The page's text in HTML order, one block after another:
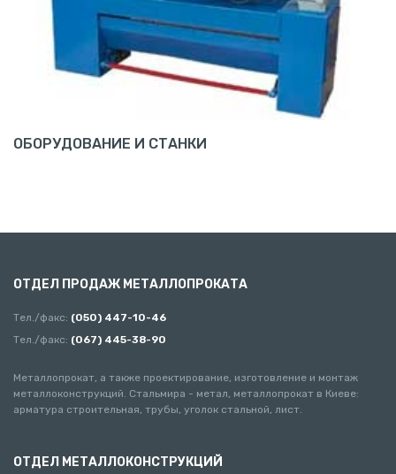
ОБОРУДОВАНИЕ И СТАНКИ
ОТДЕЛ ПРОДАЖ МЕТАЛЛОПРОКАТА
Тел./факс: (050) 447-10-46
Тел./факс: (067) 445-38-90
Металлопрокат, а также проектирование, изготовление и монтаж
металлоконструкций. Стальмира - метал, металлопрокат в Киеве:
арматура строительная, трубы, уголок стальной, лист.
ОТДЕЛ МЕТАЛЛОКОНСТРУКЦИЙ